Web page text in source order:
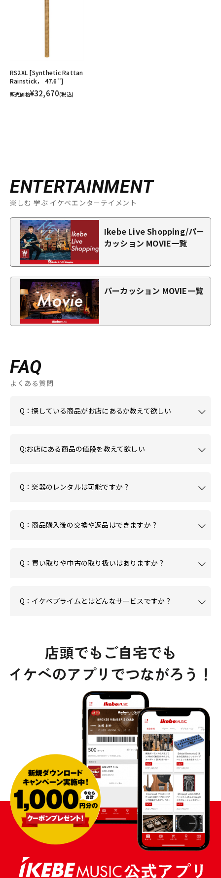
RS2XL [Synthetic Rattan
Rainstick， 47.6'']
販売価格¥32,670(税込)
ENTERTAINMENT
楽しむ 学ぶ イケベエンターテイメント
Ikebe Live Shopping/パー
カッション MOVIE一覧
パーカッション MOVIE一覧
FAQ
よくある質問
Q：探している商品がお店にあるか教えて欲しい
Q:お店にある商品の値段を教えて欲しい
Q：楽器のレンタルは可能ですか？
Q：商品購入後の交換や返品はできますか？
Q：買い取りや中古の取り扱いはありますか？
Q：イケベプライムとはどんなサービスですか？